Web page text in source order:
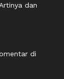
dan
di